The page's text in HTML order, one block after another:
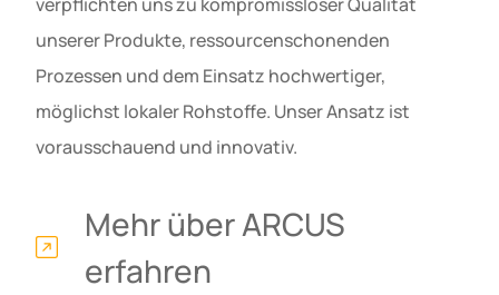
unserer Produkte, ressourcenschonenden
Prozessen und dem Einsatz hochwertiger,
möglichst lokaler Rohstoffe. Unser Ansatz ist
vorausschauend und innovativ.
Mehr über ARCUS
erfahren